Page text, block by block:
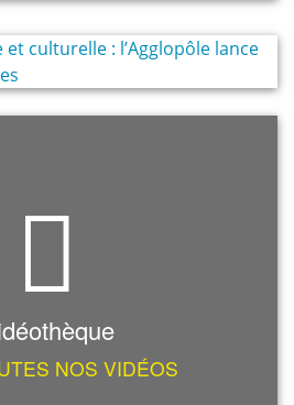
NOS VIDÉOS